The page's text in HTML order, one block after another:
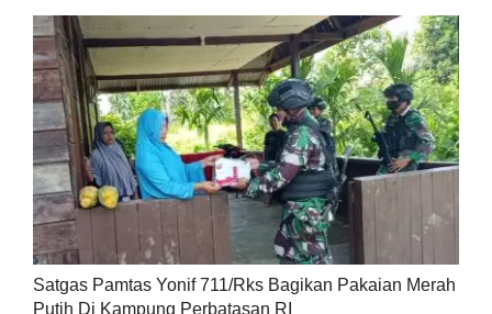
Satgas Pamtas Yonif 711/Rks Bagikan Pakaian Merah
Putih Di Kampung Perbatasan RI